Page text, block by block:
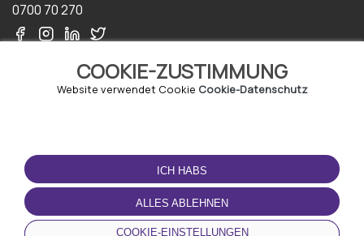
COOKIE-ZUSTIMMUNG
Website verwendet Cookie Cookie-Datenschutz
ICH HABS
ALLES ABLEHNEN
COOKIE-EINSTELLUNGEN
0700 70 270
NUTZUNGSBEDINGUNGEN
Geschäftsbedingungen
Datenschutz-
Bestimmungen
Cookie-Richtlinie
LADEN SIE DIE APP
HERUNTER